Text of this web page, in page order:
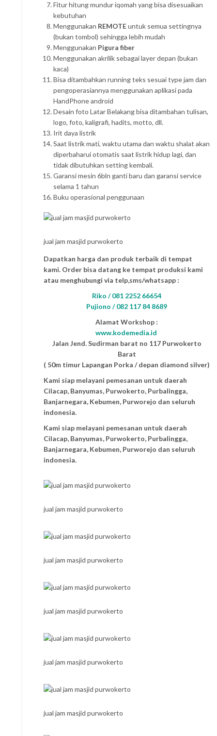
Fitur hitung mundur iqomah yang bisa disesuaikan
kebutuhan
Menggunakan REMOTEuntuk semua settingnya
(bukan tombol) sehingga lebih mudah
Menggunakan Pigura fiber
Menggunakan akrilik sebagai layer depan (bukan
kaca)
Bisa ditambahkan running teks sesuai type jam dan
pengoperasiannya menggunakan aplikasi pada
HandPhone android
Desain foto Latar Belakang bisa ditambahan tulisan,
logo, foto, kaligrafi, hadits, motto, dll.
Irit daya listrik
Saat listrik mati, waktu utama dan waktu shalat akan
diperbaharui otomatis saat listrik hidup lagi, dan
tidak dibutuhkan setting kembali.
Garansi mesin 6bln ganti baru dan garansi service
selama 1 tahun
Buku operasional penggunaan
jual jam masjid purwokerto
Dapatkan harga dan produk terbaik di tempat
kami. Order bisa datang ke tempat produksi kami
atau menghubungi via telp,sms/whatsapp :
Riko / 081 2252 66654
Pujiono / 082 117 84 8689
Alamat Workshop :
www.kodemedia.id
Jalan Jend. Sudirman barat no 117 Purwokerto
Barat
( 50m timur Lapangan Porka / depan diamond silver)
Kami siap melayani pemesanan untuk daerah
Cilacap, Banyumas, Purwokerto, Purbalingga,
Banjarnegara, Kebumen, Purworejo dan seluruh
indonesia.
Kami siap melayani pemesanan untuk daerah
Cilacap, Banyumas, Purwokerto, Purbalingga,
Banjarnegara, Kebumen, Purworejo dan seluruh
indonesia.
jual jam masjid purwokerto
jual jam masjid purwokerto
jual jam masjid purwokerto
jual jam masjid purwokerto
jual jam masjid purwokerto